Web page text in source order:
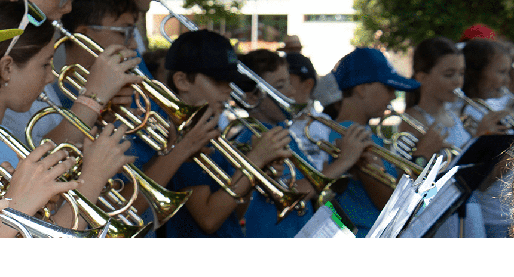
Exporter les lignes sélectionnées
Exporter toutes les colonnes
Exporter uniquement les colonnes affichées
Menu
<
>
Actualités
Orchestres à l'école
Agenda de l'école
Galerie photos
?>
Images de la page d'accueil
Cliquez pour éditer